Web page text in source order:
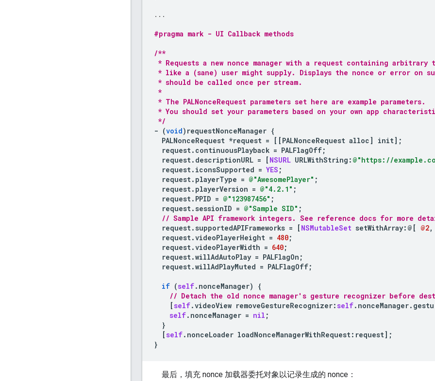
...
#pragma mark - UI Callback methods
/**
* Requests a new nonce manager with a request containing arbitrary
* like a (sane) user might supply. Displays the nonce or error on
* should be called once per stream.
*
* The PALNonceRequest parameters set here are example parameters.
* You should set your parameters based on your own app
*/
- (void) requestNonceManager {
PALNonceRequest *request = [[ PALNonceRequest alloc] init];
request. continuousPlayback = PALFlagOff;
request. descriptionURL = [ NSURL URLWithString : @"https://
request. iconsSupported = YES ;
request. playerType = @"AwesomePlayer" ;
request. playerVersion = @"4.2.1" ;
request. PPID = @"123987456" ;
request. sessionID = @"Sample SID" ;
// Sample API framework integers. See reference docs for more
request. supportedAPIFrameworks = [ NSMutableSet setWithArray: @[ @2,
request.videoPlayerHeight = 480;
request.videoPlayerWidth = 640;
request.willAdAutoPlay = PALFlagOn ;
request.willAdPlayMuted = PALFlagOff;
if (self. nonceManager)
{
// Detach the old nonce manager's gesture recognizer before
[ self.videoView removeGestureRecognizer: self. nonceManager.
self. nonceManager = nil ;
}
[ self. nonceLoader loadNonceManagerWithRequest: request];
}
最后，填充 nonce 加载器委托对象以记录生成的 nonce：